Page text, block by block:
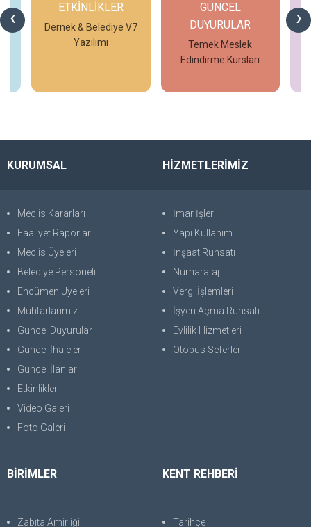
‹ ›
ETKİNLİKLER
Dernek & Belediye V7
Yazılımı
GÜNCEL
DUYURULAR
Temek Meslek
Edindirme Kursları
KURUMSAL
Meclis Kararları
Faaliyet Raporları
Meclis Üyeleri
Belediye Personeli
Encümen Üyeleri
Muhtarlarımız
Güncel Duyurular
Güncel İhaleler
Güncel İlanlar
Etkinlikler
Video Galeri
Foto Galeri
HİZMETLERİMİZ
İmar İşleri
Yapı Kullanım
İnşaat Ruhsatı
Numarataj
Vergi İşlemleri
İşyeri Açma Ruhsatı
Evlilik Hizmetleri
Otobüs Seferleri
BİRİMLER
Zabıta Amirliği
KENT REHBERİ
Tarihçe